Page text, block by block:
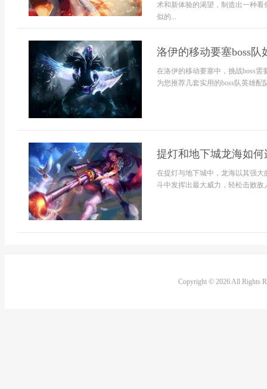
术和新体验的渴望，制造出一种
似的...
洛伊的移动要塞boss
在洛伊的移动要塞中，挑战boss
为您推荐几套实用的boss队英雄配
提灯和地下城龙海如
在提灯与地下城中，龙海以其强
斗中发挥出最大威力，轻松击败敌
Copyright © 2026 All Rights